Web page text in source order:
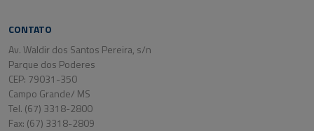
CONTATO
Av. Waldir dos Santos Pereira, s/n
Parque dos Poderes
CEP: 79031-350
Campo Grande/ MS
Tel. (67) 3318-2800
Fax: (67) 3318-2809